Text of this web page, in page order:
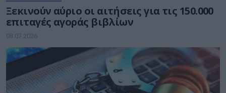
Ξεκινούν αύριο οι αιτήσεις για τις 150.000
επιταγές αγοράς βιβλίων
08.07.2026